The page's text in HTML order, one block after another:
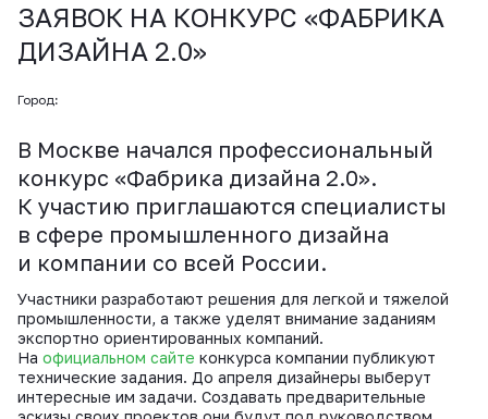
ЗАЯВОК НА КОНКУРС «ФАБРИКА
ДИЗАЙНА 2.0»
Город:
В Москве начался профессиональный
конкурс «Фабрика дизайна 2.0».
К участию приглашаются специалисты
в сфере промышленного дизайна
и компании со всей России.
Участники разработают решения для легкой и тяжелой
промышленности, а также уделят внимание заданиям
экспортно ориентированных компаний.
На официальном сайте конкурса компании публикуют
технические задания. До апреля дизайнеры выберут
интересные им задачи. Создавать предварительные